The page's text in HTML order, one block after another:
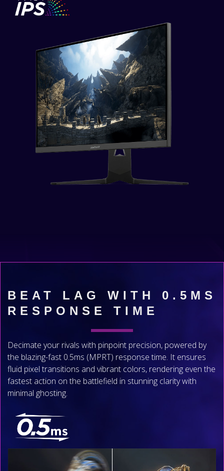
BEAT LAG WITH 0.5MS
RESPONSE TIME
Decimate your rivals with pinpoint precision, powered by
the blazing-fast 0.5ms (MPRT) response time. It ensures
fluid pixel transitions and vibrant colors, rendering even the
fastest action on the battlefield in stunning clarity with
minimal ghosting.